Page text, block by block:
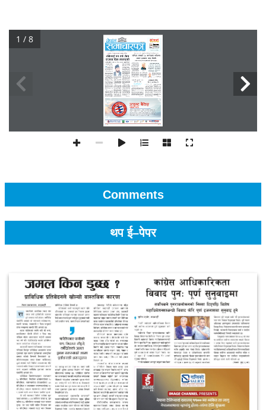
1 / 8
Comments
थप ई–पेपर